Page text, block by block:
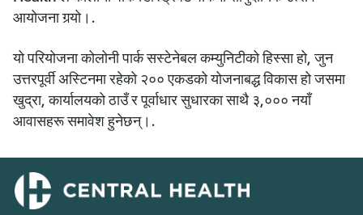
आयोजना गर्‍यो।.
यो परियोजना कोलोनी पार्क सस्टेनेबल कम्युनिटीको हिस्सा हो, जुन
उत्तरपूर्वी अस्टिनमा रहेको २०० एकडको योजनाबद्ध विकास हो जसमा
खुद्रा, कार्यालयको ठाउँ र पूर्वाधार सुधारका साथै ३,००० नयाँ
आवासहरू समावेश हुनेछन्।.